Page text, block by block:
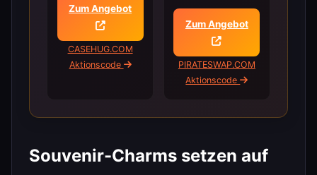
Zum Angebot
CASEHUG.COM
Aktionscode
Zum Angebot
PIRATESWAP.COM
Aktionscode
Souvenir-Charms setzen auf